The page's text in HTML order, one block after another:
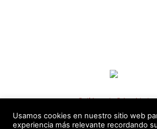
Políticas de Privacidad
Usamos cookies en nuestro sitio web
experiencia más relevante recordando